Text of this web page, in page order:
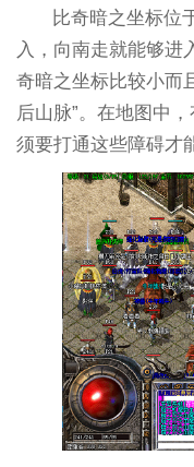
比奇暗之坐标位
入，向南走就能够进
奇暗之坐标比较小而
后山脉”。在地图中
须要打通这些障碍才